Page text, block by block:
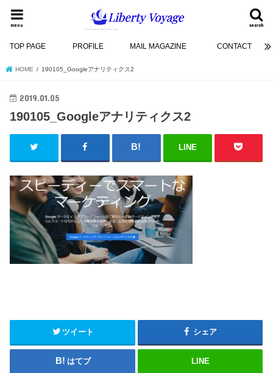
search
menu
TOP PAGE PROFILE MAIL MAGAZINE CONTACT
HOME 190105_Googleアナリティクス2
2019.01.05
190105_Googleアナリティクス2
LINE
ツイート シェア
はてブ LINE